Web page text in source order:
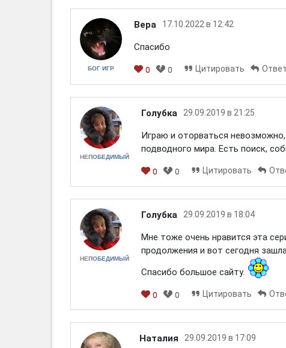
БОГ ИГР
Вера 17.10.2022 в 12:42
Спасибо
0 0 Цитировать
НЕПОБЕДИМЫЙ
Голубка 29.09.2019 в 21:25
Играю и оторваться невозможно,
подводного мира. Есть поиск,
0 0 Цитировать
НЕПОБЕДИМЫЙ
Голубка 29.09.2019 в 18:04
Мне тоже очень нравится эта
продолжения и вот сегодня
Спасибо большое сайту.
0 0 Цитировать
Наталия 29.09.2019 в 17:09